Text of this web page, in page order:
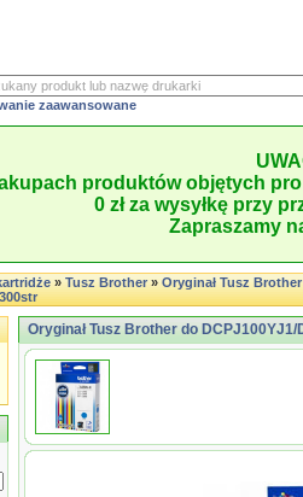
zaawansowane
produktów objętych
0 zł za wysyłkę przy
Zapraszamy
»Tusz Brother»Oryginał Tusz
Oryginał Tusz Brother do